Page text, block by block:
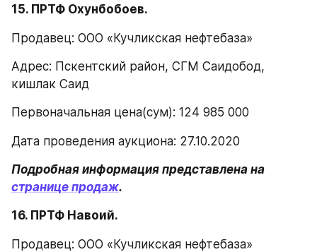
15. ПРТФ Охунбобоев.
Продавец: ООО «Кучликская нефтебаза»
Адрес: Пскентский район, СГМ Саидобод,
кишлак Саид
Первоначальная цена(сум): 124 985 000
Дата проведения аукциона: 27.10.2020
странице продаж.
16. ПРТФ Навоий.
Продавец: ООО «Кучликская нефтебаза»